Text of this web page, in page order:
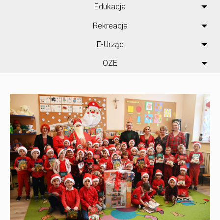
Edukacja
Rekreacja
E-Urząd
OZE